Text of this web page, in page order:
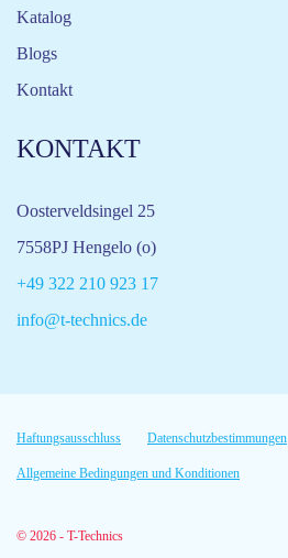
Katalog
Blogs
Kontakt
KONTAKT
Oosterveldsingel 25
7558PJ Hengelo (o)
+49 322 210 923 17
info@t-technics.de
© 2026 - T-Technics
Haftungsausschluss Datenschutzbestimmungen
Allgemeine Bedingungen und Konditionen